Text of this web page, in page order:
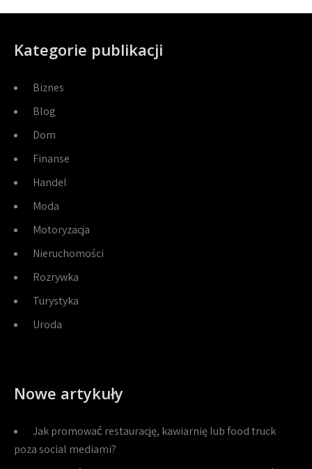
Kategorie publikacji
Biznes
Blog
Dom
Finanse
Handel
Moda
Motoryzacja
Nieruchomości
Rozrywka
Turystyka
Uroda
Nowe artykuły
Jak promować restaurację, kawiarnię lub food truck
poza social mediami?